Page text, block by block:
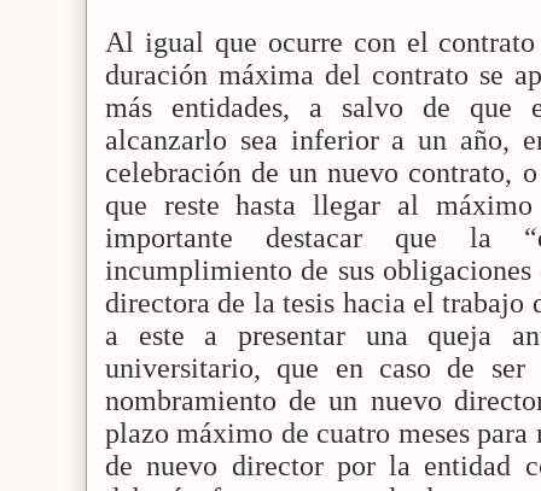
Al igual que ocurre con el
duración máxima del contrato se
más entidades, a salvo de que
alcanzarlo sea inferior a un año,
celebración de un nuevo contrato,
que reste hasta llegar al
importante destacar que la
incumplimiento de sus
directora de la tesis hacia el trabajo
a este a presentar una queja
universitario, que en caso de ser
nombramiento de un nuevo
plazo máximo de cuatro meses
de nuevo director por la entidad